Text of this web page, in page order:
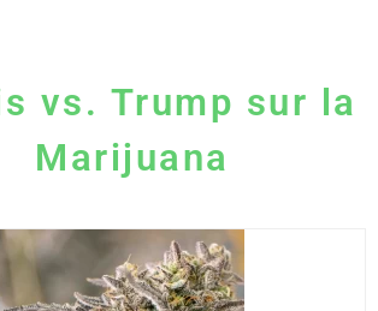
vs. Trump sur la
Marijuana